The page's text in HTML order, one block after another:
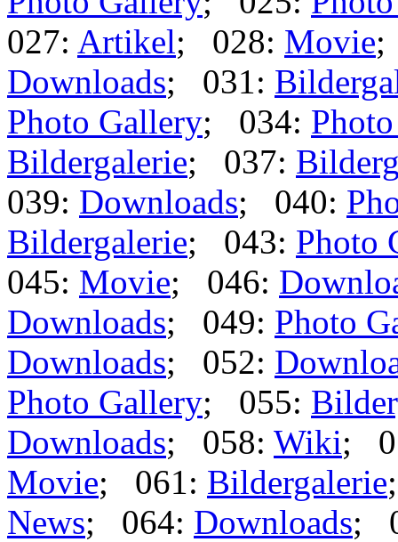
027: Artikel; 028: Movie;
Downloads; 031:
Photo Gallery; 034:
Bildergalerie; 037:
039: Downloads; 040:
Bildergalerie; 043: Photo
045: Movie; 046:
Downloads; 049: Photo
Downloads; 052:
Photo Gallery; 055:
Downloads; 058: Wiki;
Movie; 061: Bildergalerie
News; 064: Downloads;